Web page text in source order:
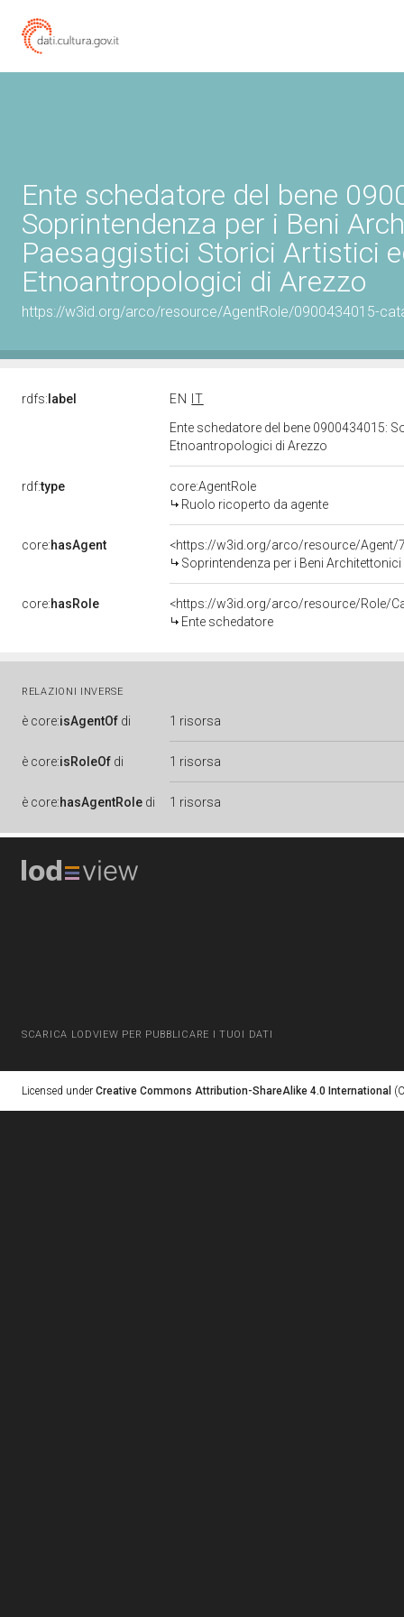
Ente schedatore del bene
Soprintendenza per i Beni
Paesaggistici Storici Artistici
Etnoantropologici di Arezzo
https://w3id.org/arco/resource/AgentRole/0900434015-
rdfs: label EN
IT
Ente schedatore del bene 0900434015:
Etnoantropologici di Arezzo
rdf:type
core:AgentRole
Ruolo ricoperto da agente
core:hasAgent
<https://w3id.org/arco/resource/Agent/
Soprintendenza per i Beni
core:hasRole
<https://w3id.org/arco/resource/Role/
Ente schedatore
RELAZIONI INVERSE
è core:isAgentOf di 1 risorsa
è core:isRoleOf di 1 risorsa
è core:hasAgentRole di 1 risorsa
SCARICA LODVIEW PER PUBBLICARE I TUOI DATI
Licensed under Creative Commons Attribution-ShareAlike 4.0 International